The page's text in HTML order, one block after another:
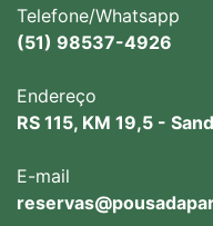
Telefone/Whatsapp
(51) 98537-4926
Endereço
RS 115, KM 19,5 -
E-mail